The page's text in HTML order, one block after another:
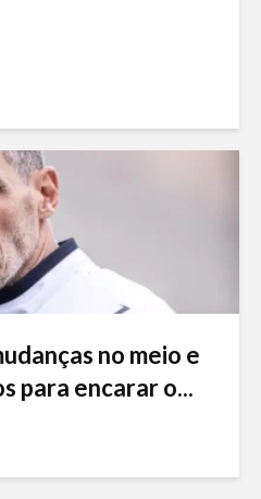
no meio e
para encarar o...